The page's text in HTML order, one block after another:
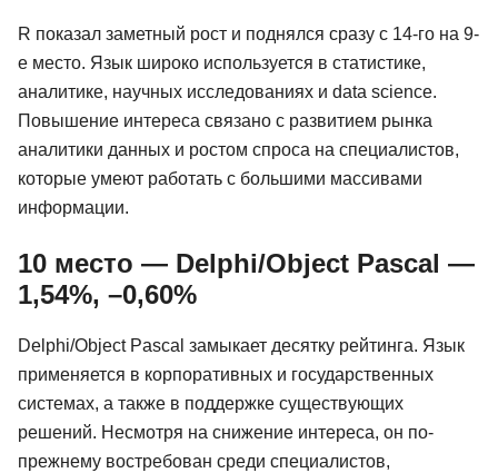
R показал заметный рост и поднялся сразу с 14-го на 9-
е место. Язык широко используется в статистике,
аналитике, научных исследованиях и data science.
Повышение интереса связано с развитием рынка
аналитики данных и ростом спроса на специалистов,
которые умеют работать с большими массивами
информации.
10 место — Delphi/Object Pascal —
1,54%, –0,60%
Delphi/Object Pascal замыкает десятку рейтинга. Язык
применяется в корпоративных и государственных
системах, а также в поддержке существующих
решений. Несмотря на снижение интереса, он по-
прежнему востребован среди специалистов,